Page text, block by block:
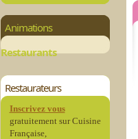
Animations
Restaurants
Restaurateurs
Inscrivez vous
gratuitement sur Cuisine
Française,